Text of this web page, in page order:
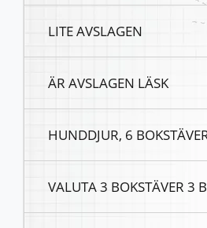
LITE AVSLAGEN
ÄR AVSLAGEN LÄSK
HUNDDJUR, 6
VALUTA 3 BOKSTÄVER 3